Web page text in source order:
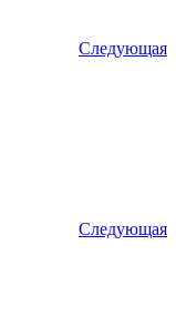
Следующая
Следующая